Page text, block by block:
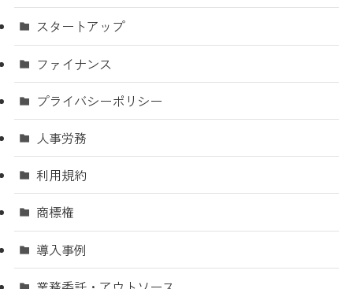
スタートアップ
ファイナンス
プライバシーポリシー
人事労務
利用規約
商標権
導入事例